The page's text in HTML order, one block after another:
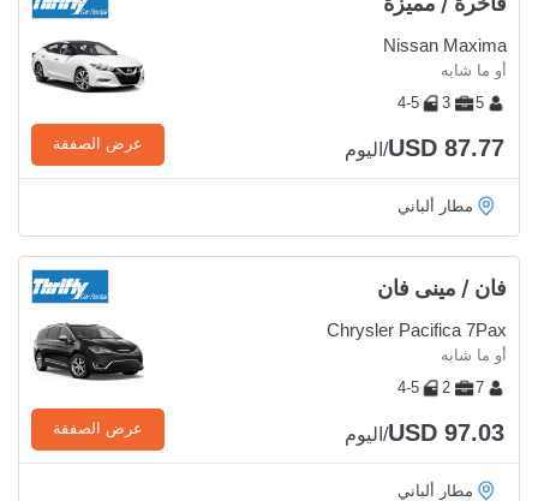
Nissan Maxima
أو ما شابه
5
3
4-5
USD 87.77/اليوم عرض الصفقة
مطار ألباني
فان / مينى فان
Chrysler Pacifica 7Pax
أو ما شابه
7
2
4-5
USD 97.03/اليوم عرض الصفقة
مطار ألباني